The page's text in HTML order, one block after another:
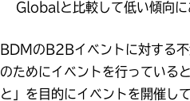
Globalと比較して低い傾向
BDMのB2Bイベントに対する
のためにイベントを行っている
と」を目的にイベントを開催し